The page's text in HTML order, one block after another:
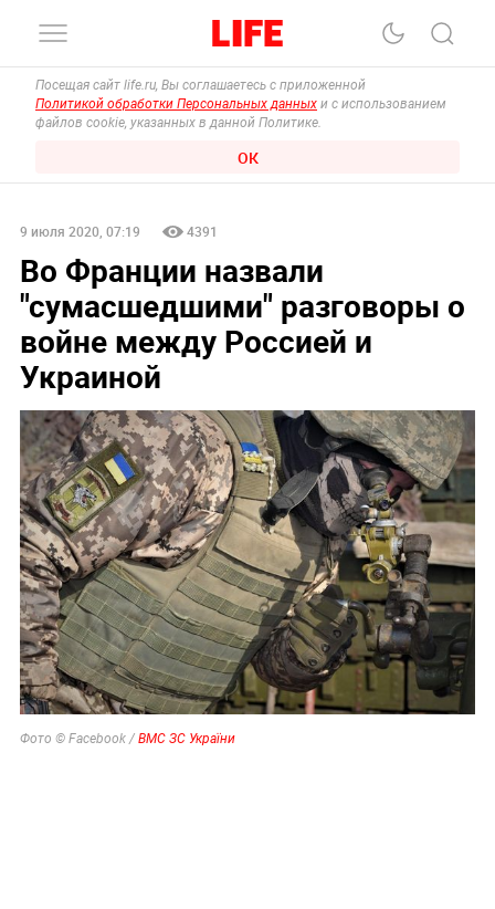
Посещая сайт life.ru, Вы соглашаетесь с приложенной
Политикой обработки Персональных данных и с использованием
файлов cookie, указанных в данной Политике.
ОК
9 июля 2020, 07:19 4391
Во Франции назвали
"сумасшедшими" разговоры о
войне между Россией и
Украиной
Фото © Facebook / ВМС ЗС України